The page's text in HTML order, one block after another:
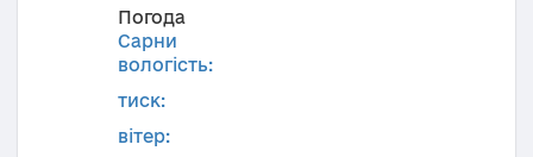
Погода
Сарни
вологість:
тиск:
вітер: